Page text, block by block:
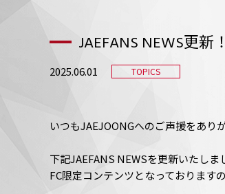
JAEFANS NEWS更
2025.06.01 TOPICS
いつもJAEJOONGへのご声援をあり
下記JAEFANS NEWSを更新いたしま
FC限定コンテンツとなっております